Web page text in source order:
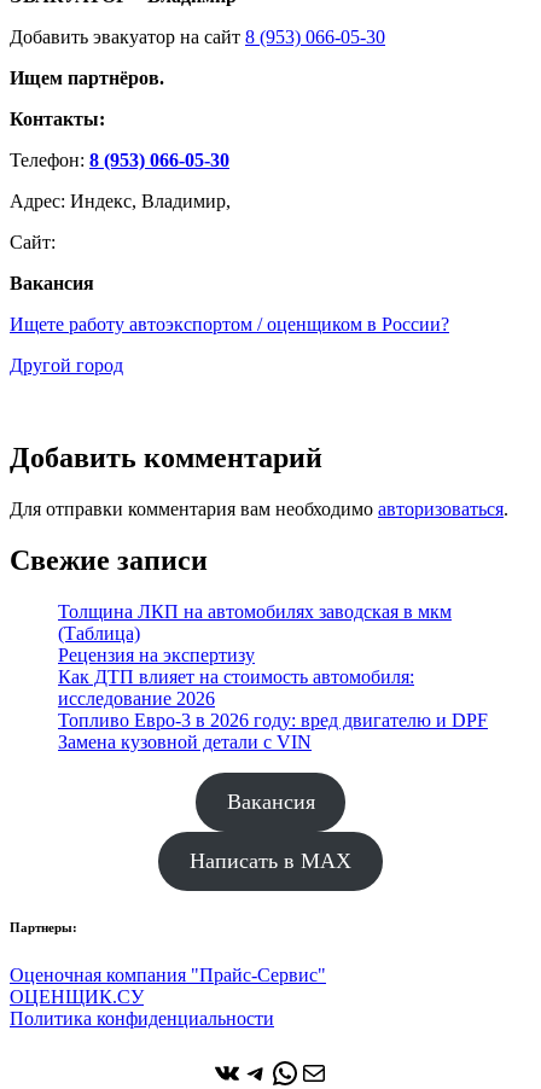
Добавить эвакуатор на сайт 8 (953) 066-05-30
Ищем партнёров.
Контакты:
Телефон: 8 (953) 066-05-30
Адрес: Индекс, Владимир,
Сайт:
Вакансия
Ищете работу автоэкспортом / оценщиком в России?
Другой город
Добавить комментарий
Для отправки комментария вам необходимо авторизоваться.
Свежие записи
Толщина ЛКП на автомобилях заводская в мкм
(Таблица)
Рецензия на экспертизу
Как ДТП влияет на стоимость автомобиля:
исследование 2026
Топливо Евро-3 в 2026 году: вред двигателю и DPF
Замена кузовной детали с VIN
Вакансия
Написать в MAX
Партнеры:
Оценочная компания "Прайс-Сервис"
ОЦЕНЩИК.СУ
Политика конфиденциальности
ВКонтакте
Telegram
WhatsApp
Почта